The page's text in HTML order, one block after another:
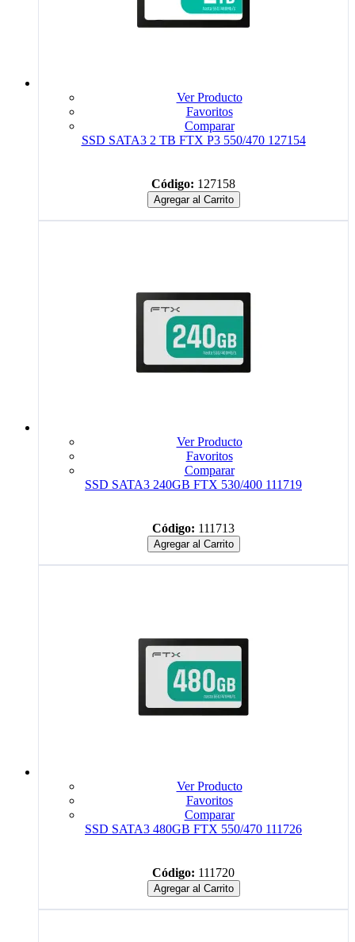
Ver Producto
Favoritos
Comparar
SSD SATA3 2 TB FTX P3 550/470 127154
Código: 127158
Agregar al Carrito
Ver Producto
Favoritos
Comparar
SSD SATA3 240GB FTX 530/400 111719
Código: 111713
Agregar al Carrito
Ver Producto
Favoritos
Comparar
SSD SATA3 480GB FTX 550/470 111726
Código: 111720
Agregar al Carrito